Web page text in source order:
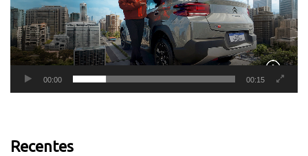
00:00 00:15
Recentes